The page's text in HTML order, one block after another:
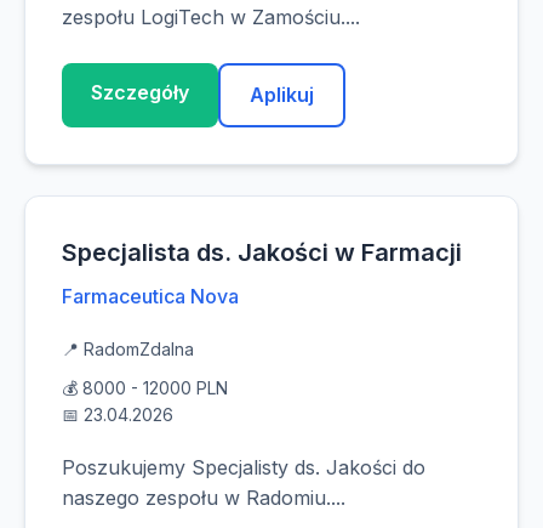
zespołu LogiTech w Zamościu....
Szczegóły Aplikuj
Specjalista ds. Jakości w Farmacji
Farmaceutica Nova
📍 RadomZdalna
💰 8000 - 12000 PLN
📅 23.04.2026
Poszukujemy Specjalisty ds. Jakości do
naszego zespołu w Radomiu....